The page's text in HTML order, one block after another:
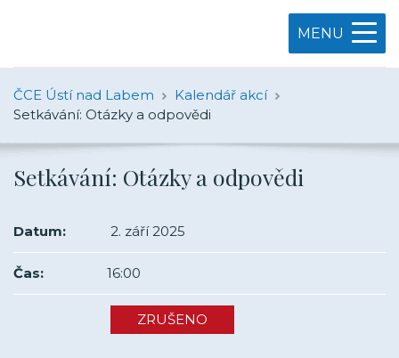
MENU
ČCE Ústí nad Labem
Kalendář akcí
Setkávání: Otázky a odpovědi
Setkávání: Otázky a odpovědi
Datum: 2. září 2025
Čas: 16:00
ZRUŠENO